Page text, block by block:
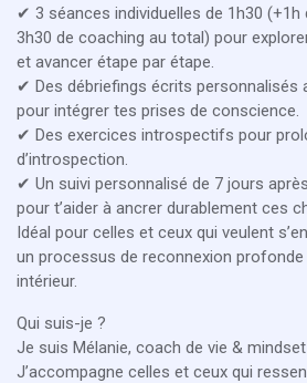
✔ 3 séances individuelles de 1h30
3h30 de coaching au total) pour
et avancer étape par étape.
✔ Des débriefings écrits personnalisés
pour intégrer tes prises de conscience.
✔ Des exercices introspectifs pour
d’introspection.
✔ Un suivi personnalisé de 7 jours
pour t’aider à ancrer durablement ces
Idéal pour celles et ceux qui veulent
un processus de reconnexion profonde
intérieur.
Qui suis-je ?
Je suis Mélanie, coach de vie & mindset
J’accompagne celles et ceux qui